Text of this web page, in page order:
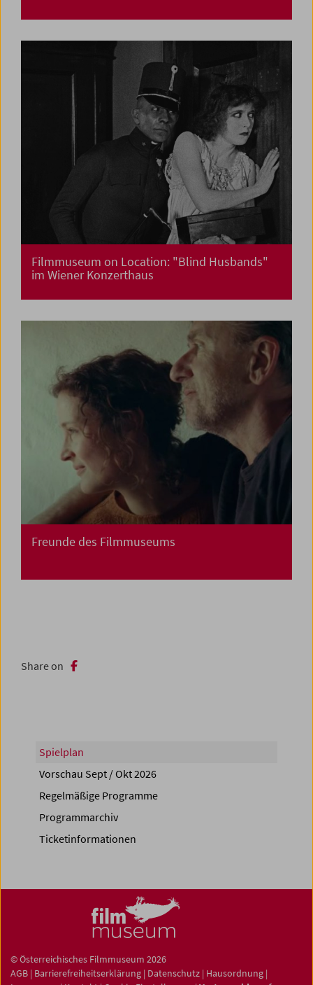
Filmmuseum on Location: "Blind Husbands"
im Wiener Konzerthaus
Freunde des Filmmuseums
Share on
Spielplan
Vorschau Sept / Okt 2026
Regelmäßige Programme
Programmarchiv
Ticketinformationen
© Österreichisches Filmmuseum 2026
AGB | Barrierefreiheitserklärung | Datenschutz | Hausordnung |